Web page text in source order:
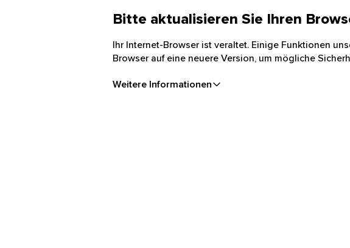
Bitte aktualisieren Sie Ihren
Ihr Internet-Browser ist veraltet. Einige Funktionen
Browser auf eine neuere Version, um mögliche
Weitere Informationen